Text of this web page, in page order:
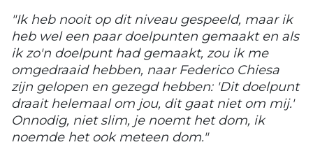
"Ik heb nooit op dit niveau gespeeld, maar ik
heb wel een paar doelpunten gemaakt en als
ik zo'n doelpunt had gemaakt, zou ik me
omgedraaid hebben, naar Federico Chiesa
zijn gelopen en gezegd hebben: 'Dit doelpunt
draait helemaal om jou, dit gaat niet om mij.'
Onnodig, niet slim, je noemt het dom, ik
noemde het ook meteen dom."